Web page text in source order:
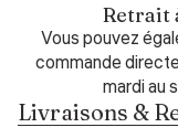
Retrait
Vous pouvez
commande
mardi au
Livraisons &